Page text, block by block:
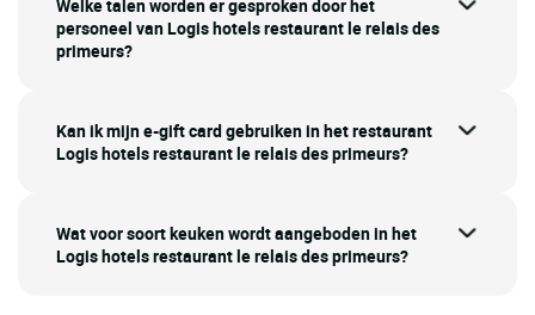
Welke talen worden er gesproken door het
personeel van Logis hotels restaurant le relais des
primeurs?
Kan ik mijn e-gift card gebruiken in het restaurant
Logis hotels restaurant le relais des primeurs?
Wat voor soort keuken wordt aangeboden in het
Logis hotels restaurant le relais des primeurs?